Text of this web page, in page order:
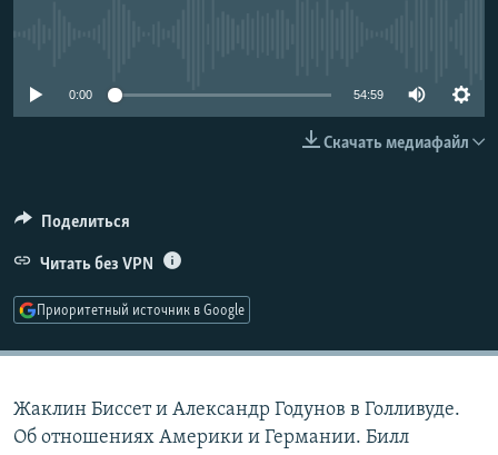
СОЦИАЛЬНЫЕ СЕТИ
0:00 54:59
Скачать медиафайл
Поделиться
Читать без VPN
Приоритетный источник в Google
Жаклин Биссет и Александр Годунов в Голливуде.
Об отношениях Америки и Германии. Билл